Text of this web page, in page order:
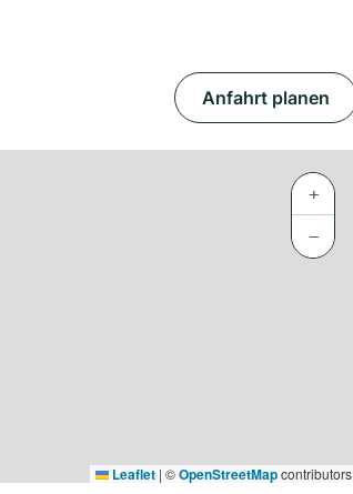
Anfahrt planen
+
−
Leaflet | ©OpenStreetMapcontributors